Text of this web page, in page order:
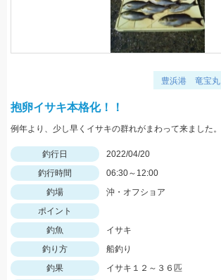
豊浜港 竜宝丸
抱卵イサキ本格化！！
釣行日
2022/04/20
釣行時間
06:30～12:00
釣場
沖・オフショア
ポイント
釣魚
イサキ
釣り方
船釣り
釣果
イサキ１２～３６匹